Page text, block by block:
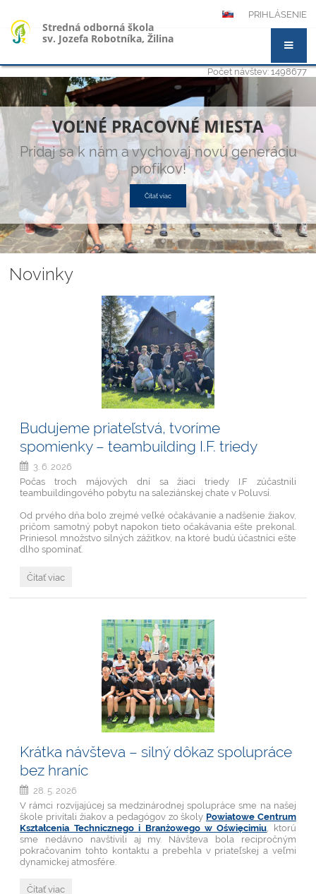
PRIHLÁSENIE
Stredná odborná škola
sv. Jozefa Robotníka, Žilina
Hlavná
stránka
Počet návštev: 1498677
VOĽNÉ PRACOVNÉ MIESTA
Pridaj sa k nám a vychovaj novú generáciu
profíkov!
Čítať viac
Novinky
Budujeme priateľstvá, tvoríme
spomienky – teambuilding I.F. triedy
3. 6. 2026
Počas troch májových dní sa žiaci triedy I.F zúčastnili
teambuildingového pobytu na saleziánskej chate v Poluvsí.
Od prvého dňa bolo zrejmé veľké očakávanie a nadšenie žiakov,
pričom samotný pobyt napokon tieto očakávania ešte prekonal.
Priniesol množstvo silných zážitkov, na ktoré budú účastníci ešte
dlho spomínať.
Budujeme
tvoríme
Čítať viac
Krátka návšteva – silný dôkaz spolupráce
bez hraníc
28. 5. 2026
V rámci rozvíjajúcej sa medzinárodnej spolupráce sme na našej
škole privítali žiakov a pedagógov zo školy Powiatowe Centrum
Kształcenia Technicznego i Branżowego w Oświęcimiu , ktorú
sme nedávno navštívili aj my. Návšteva bola recipročným
pokračovaním tohto kontaktu a prebehla v priateľskej a veľmi
dynamickej atmosfére.
Krátka
Čítať viac